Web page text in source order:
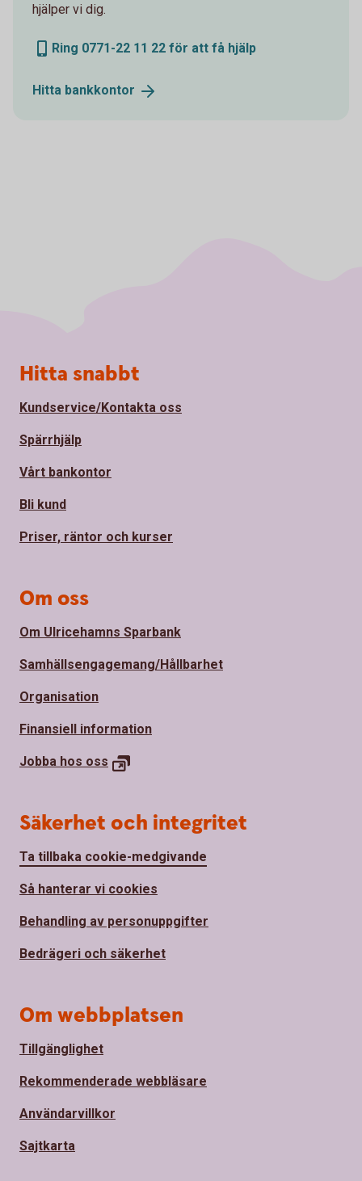
hjälper vi dig.
Ring 0771-22 11 22 för att få hjälp
Hitta bankkontor
Sidfot
Hitta snabbt
Kundservice/Kontakta oss
Spärrhjälp
Vårt bankontor
Bli kund
Priser, räntor och kurser
Om oss
Om Ulricehamns Sparbank
Samhällsengagemang/Hållbarhet
Organisation
Finansiell information
Jobba hos oss
Säkerhet och integritet
Ta tillbaka cookie-medgivande
Så hanterar vi cookies
Behandling av personuppgifter
Bedrägeri och säkerhet
Om webbplatsen
Tillgänglighet
Rekommenderade webbläsare
Användarvillkor
Sajtkarta